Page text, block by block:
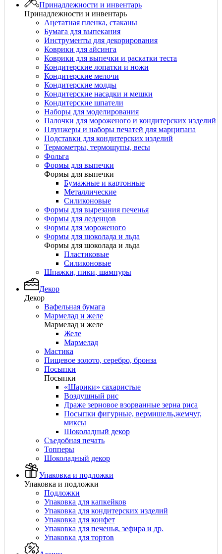
Принадлежности и инвентарь
Принадлежности и инвентарь
Ацетатная пленка, стаканы
Бумага для выпекания
Инструменты для декорирования
Коврики для айсинга
Коврики для выпечки и раскатки теста
Кондитерские лопатки и ножи
Кондитерские мелочи
Кондитерские молды
Кондитерские насадки и мешки
Кондитерские шпатели
Наборы для моделирования
Палочки для мороженого и кондитерских изделий
Плунжеры и наборы печатей для марципана
Подставки для кондитерских изделий
Термометры, термощупы, весы
Фольга
Формы для выпечки
Формы для выпечки
Бумажные и картонные
Металлические
Силиконовые
Формы для вырезания печенья
Формы для леденцов
Формы для мороженого
Формы для шоколада и льда
Формы для шоколада и льда
Пластиковые
Силиконовые
Шпажки, пики, шампуры
Декор
Декор
Вафельная бумага
Мармелад и желе
Мармелад и желе
Желе
Мармелад
Мастика
Пищевое золото, серебро, бронза
Посыпки
Посыпки
«Шарики» сахаристые
Воздушный рис
Драже зерновое взорванные зерна риса
Посыпки фигурные, вермишель,жемчуг,
миксы
Шоколадный декор
Съедобная печать
Топперы
Шоколадный декор
Упаковка и подложки
Упаковка и подложки
Подложки
Упаковка для капкейков
Упаковка для кондитерских изделий
Упаковка для конфет
Упаковка для печенья, зефира и др.
Упаковка для тортов